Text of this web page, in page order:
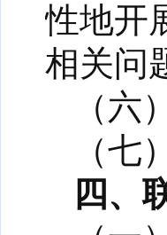
性地开
相关问
（
（
四、